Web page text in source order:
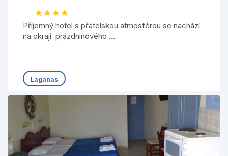
Příjemný hotel s přátelskou atmosférou se nachází
na okraji prázdninového ...
Laganas